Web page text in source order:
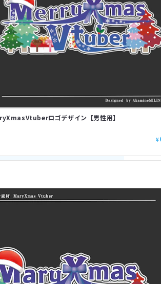
ロゴデザイン【男性用】
¥